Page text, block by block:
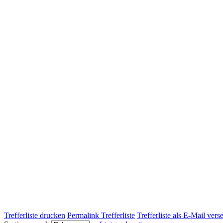
Trefferliste drucken Permalink Trefferliste Trefferliste als E-Mail